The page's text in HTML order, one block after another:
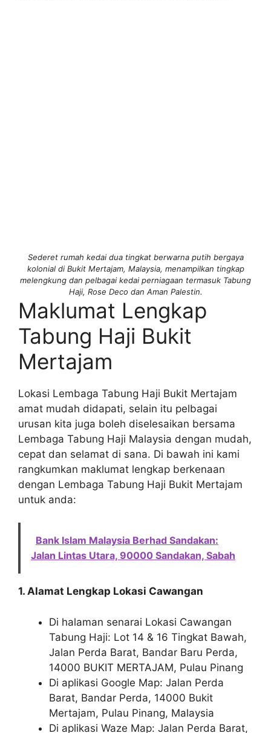
Sederet rumah kedai dua tingkat berwarna putih bergaya
kolonial di Bukit Mertajam, Malaysia, menampilkan tingkap
melengkung dan pelbagai kedai perniagaan termasuk Tabung
Haji, Rose Deco dan Aman Palestin.
Maklumat Lengkap
Tabung Haji Bukit
Mertajam
Lokasi Lembaga Tabung Haji Bukit Mertajam
amat mudah didapati, selain itu pelbagai
urusan kita juga boleh diselesaikan bersama
Lembaga Tabung Haji Malaysia dengan mudah,
cepat dan selamat di sana. Di bawah ini kami
rangkumkan maklumat lengkap berkenaan
dengan Lembaga Tabung Haji Bukit Mertajam
untuk anda:
Bank Islam Malaysia Berhad Sandakan:
Jalan Lintas Utara, 90000 Sandakan, Sabah
1. Alamat Lengkap Lokasi Cawangan
Di halaman senarai Lokasi Cawangan
Tabung Haji: Lot 14 & 16 Tingkat Bawah,
Jalan Perda Barat, Bandar Baru Perda,
14000 BUKIT MERTAJAM, Pulau Pinang
Di aplikasi Google Map: Jalan Perda
Barat, Bandar Perda, 14000 Bukit
Mertajam, Pulau Pinang, Malaysia
Di aplikasi Waze Map: Jalan Perda Barat,